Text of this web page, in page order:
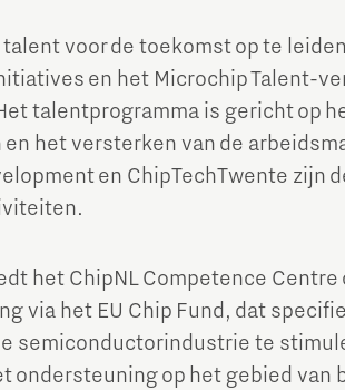
voor de toekomst op te
en het Microchip Talent-
talentprogramma is gericht op
het versterken van de
en ChipTechTwente zijn
het ChipNL Competence
via het EU Chip Fund, dat
semiconductorindustrie te
ondersteuning op het gebied